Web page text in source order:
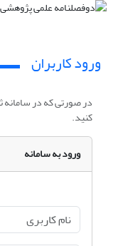
ورود کاربران
در صورتی که در سامانه
کنید.
ورود به سامانه